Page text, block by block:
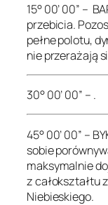
15° 00’ 00” –
przebicia.
pełne polotu,
nie przerażają
30° 00’ 00” – .
45° 00’ 00” –
sobie
maksymalnie
z całokształtu
Niebieskiego.